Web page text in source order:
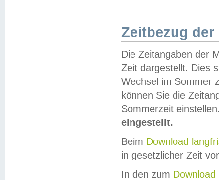
Zeitbezug der
Die Zeitangaben der
Zeit dargestellt. Dies
Wechsel im Sommer
können Sie die
Sommerzeit
eingestellt.
Beim Download
in gesetzlicher Zeit
In den zum Download